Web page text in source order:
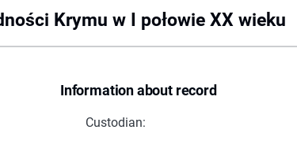
Krymu w I połowie XX wieku
Information about record
Custodian: